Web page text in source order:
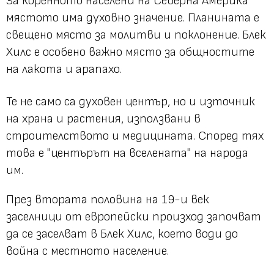
мястото има духовно значение. Планината е
свещено място за молитви и поклонение. Блек
Хилс е особено важно място за общностите
на лакота и арапахо.
Те не само са духовен център, но и източник
на храна и растения, използвани в
строителството и медицината. Според тях
това е "центърът на вселената" на народа
им.
През втората половина на 19-и век
заселници от европейски произход започват
да се заселват в Блек Хилс, което води до
война с местното население.